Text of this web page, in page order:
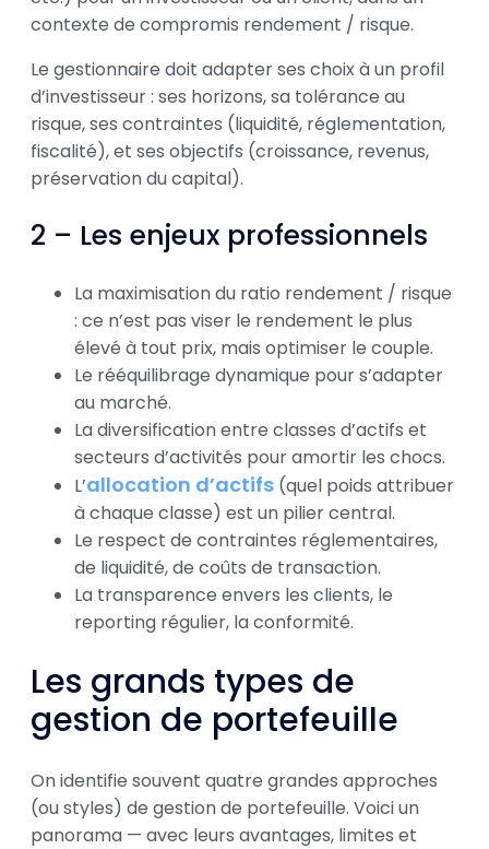
contexte de compromis rendement / risque.
Le gestionnaire doit adapter ses choix à un profil
d’investisseur : ses horizons, sa tolérance au
risque, ses contraintes (liquidité, réglementation,
fiscalité), et ses objectifs (croissance, revenus,
préservation du capital).
2 – Les enjeux professionnels
La maximisation du ratio rendement / risque
: ce n’est pas viser le rendement le plus
élevé à tout prix, mais optimiser le couple.
Le rééquilibrage dynamique pour s’adapter
au marché.
La diversification entre classes d’actifs et
secteurs d’activités pour amortir les chocs.
L’allocation d’actifs (quel poids attribuer
à chaque classe) est un pilier central.
Le respect de contraintes réglementaires,
de liquidité, de coûts de transaction.
La transparence envers les clients, le
reporting régulier, la conformité.
Les grands types de
gestion de portefeuille
On identifie souvent quatre grandes approches
(ou styles) de gestion de portefeuille. Voici un
panorama — avec leurs avantages, limites et